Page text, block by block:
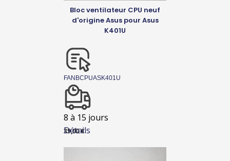
Détails
Bloc ventilateur CPU neuf
d'origine Asus pour Asus
K401U
FANBCPUASK401U
8 à 15 jours
39,00€